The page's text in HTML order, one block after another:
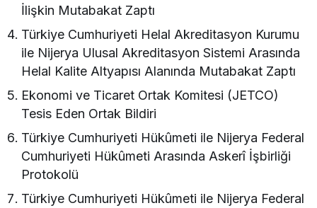
İlişkin Mutabakat Zaptı
Türkiye Cumhuriyeti Helal Akreditasyon Kurumu
ile Nijerya Ulusal Akreditasyon Sistemi Arasında
Helal Kalite Altyapısı Alanında Mutabakat Zaptı
Ekonomi ve Ticaret Ortak Komitesi (JETCO)
Tesis Eden Ortak Bildiri
Türkiye Cumhuriyeti Hükûmeti ile Nijerya Federal
Cumhuriyeti Hükûmeti Arasında Askerî İşbirliği
Protokolü
Türkiye Cumhuriyeti Hükûmeti ile Nijerya Federal